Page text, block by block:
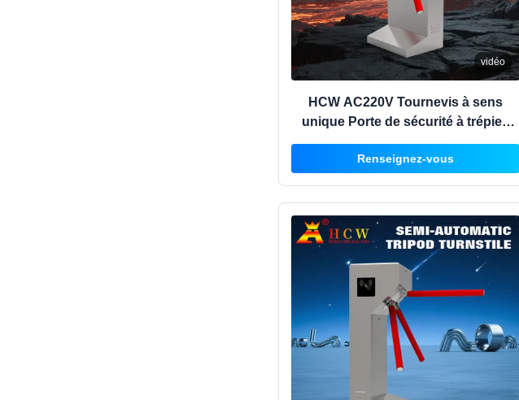
vidéo
HCW AC220V Tournevis à sens
unique Porte de sécurité à trépied
semi-automatique 30-35 personnes /
min
Renseignez-vous